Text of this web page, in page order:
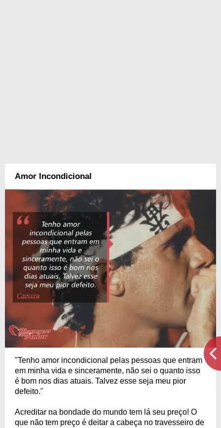
Amor Incondicional
"Tenho amor incondicional pelas pessoas que entram
em minha vida e sinceramente, não sei o quanto isso
é bom nos dias atuais. Talvez esse seja meu pior
defeito."
Acreditar na bondade do mundo tem lá seu preço! O
que não tem preço é deitar a cabeça no travesseiro de